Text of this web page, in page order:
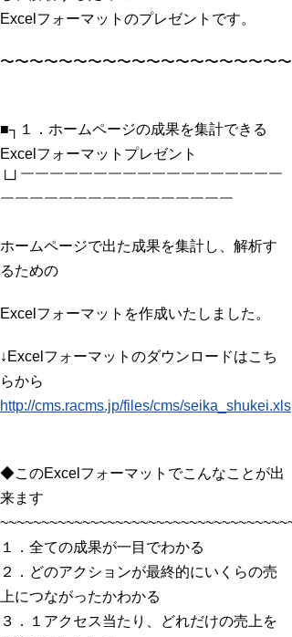
Excelフォーマットのプレゼントです。
〜〜〜〜〜〜〜〜〜〜〜〜〜〜〜〜〜〜〜〜
■┐１．ホームページの成果を集計できる
Excelフォーマットプレゼント
└┘￣￣￣￣￣￣￣￣￣￣￣￣￣￣￣￣￣￣
￣￣￣￣￣￣￣￣￣￣￣￣￣￣￣￣
ホームページで出た成果を集計し、解析す
るための
Excelフォーマットを作成いたしました。
↓Excelフォーマットのダウンロードはこち
らから
http://cms.racms.jp/files/cms/seika_shukei.xls
◆このExcelフォーマットでこんなことが出
来ます
１．全ての成果が一目でわかる
２．どのアクションが最終的にいくらの売
上につながったかわかる
３．１アクセス当たり、どれだけの売上を